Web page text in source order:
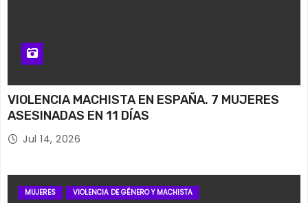
VIOLENCIA MACHISTA EN ESPAÑA. 7 MUJERES
ASESINADAS EN 11 DÍAS
Jul 14, 2026
MUJERES VIOLENCIA DE GÉNERO Y MACHISTA